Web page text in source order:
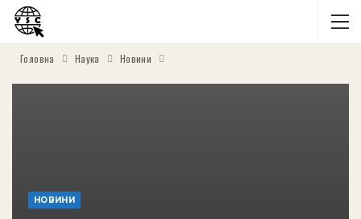
Головна Наука Новини
НОВИНИ